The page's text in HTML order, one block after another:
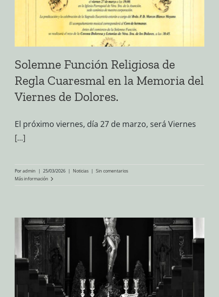
Solemne Función Religiosa de
Regla Cuaresmal en la Memoria del
Viernes de Dolores.
El próximo viernes, día 27 de marzo, será Viernes
[...]
Poradmin | 25/03/2026 | Noticias | Sin comentarios
Más información